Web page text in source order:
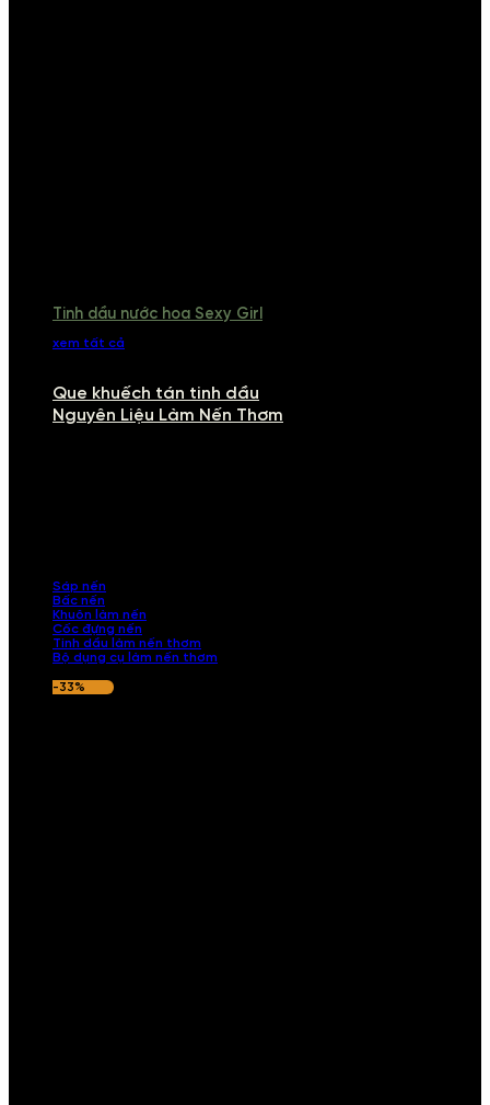
Tinh dầu nước hoa Sexy Girl
xem tất cả
Que khuếch tán tinh dầu
Nguyên Liệu Làm Nến Thơm
Sáp nến
Bấc nến
Khuôn làm nến
Cốc đựng nến
Tinh dầu làm nến thơm
Bộ dụng cụ làm nến thơm
-33%